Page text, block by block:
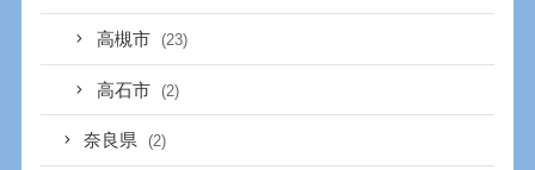
高槻市 (23)
高石市 (2)
奈良県 (2)